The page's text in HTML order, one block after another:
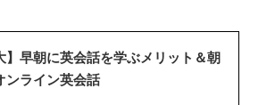
】早朝に英会話を学ぶメリット＆朝
ンライン英会話